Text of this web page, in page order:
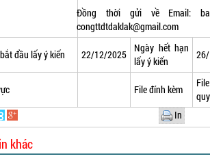
Đồng thời gửi về Email:
congttdtdaklak@gmail.com
đầu lấy ý kiến 22/12/2025
Ngày hết hạn
lấy ý kiến
File đính kèm
In
khác